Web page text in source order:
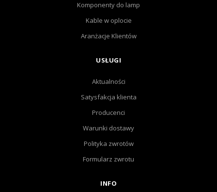
Komponenty do lamp
Kable w oplocie
Aranżacje Klientów
USŁUGI
Aktualności
Satysfakcja klienta
Producenci
Warunki dostawy
Polityka zwrotów
Formularz zwrotu
INFO